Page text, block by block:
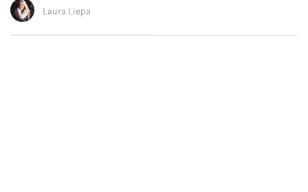
Laura Liepa